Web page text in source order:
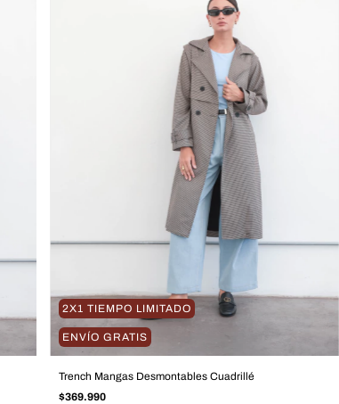
2X1 TIEMPO LIMITADO
ENVÍO GRATIS
Trench Mangas Desmontables Cuadrillé
$369.990